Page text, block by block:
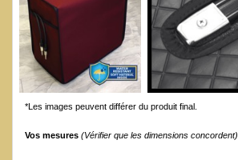
*Les images peuvent différer du produit final.
Vos mesures (Vérifier que les dimensions concordent)